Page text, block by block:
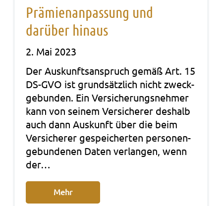
Prämienanpassung und
darüber hinaus
2. Mai 2023
Der Aus­kunfts­an­spruch gemäß Art. 15
DS-GVO ist grund­sätz­lich nicht zweck­
ge­bun­den. Ein Ver­si­che­rungs­neh­mer
kann von sei­nem Ver­si­che­rer des­halb
auch dann Aus­kunft über die beim
Ver­si­che­rer gespei­cher­ten per­so­nen­
ge­bun­de­nen Daten ver­lan­gen, wenn
der…
Mehr